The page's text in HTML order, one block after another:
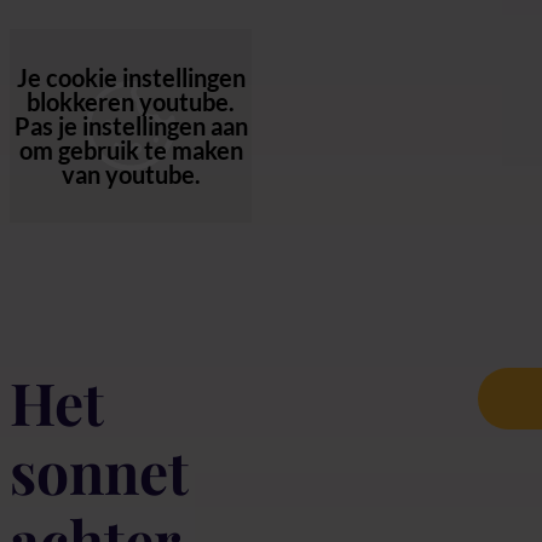
Je cookie instellingen
blokkeren youtube.
Pas je instellingen aan
om gebruik te maken
van youtube.
Het
sonnet